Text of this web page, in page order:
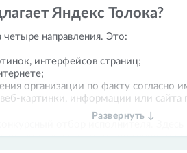
Яндекс Толока?
четыре направления. Это:
интерфейсов страниц;
организации по факту согласно
веб-картинки, информации или сайта
«доступно» или «недоступно» и
Развернуть ↓